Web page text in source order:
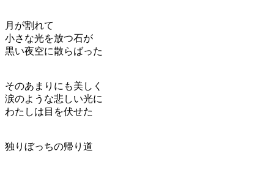
月が割れて
小さな光を放つ石が
黒い夜空に散らばった
そのあまりにも美しく
涙のような悲しい光に
わたしは目を伏せた
独りぼっちの帰り道